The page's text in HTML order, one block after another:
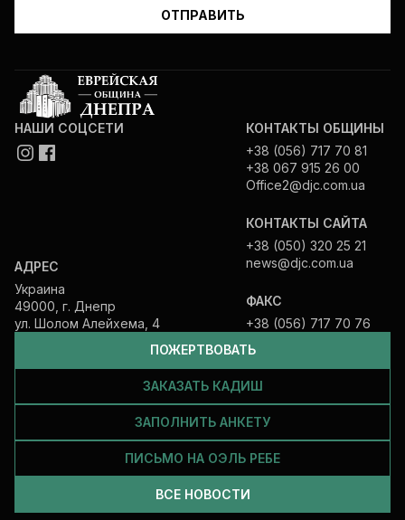
ПОЖЕРТВОВАТЬ
ЗАКАЗАТЬ КАДИШ
ЗАПОЛНИТЬ АНКЕТУ
ПИСЬМО НА ОЭЛЬ РЕБЕ
ВСЕ НОВОСТИ
НАШИ СОЦСЕТИ
АДРЕС
Украина
49000, г. Днепр
ул. Шолом Алейхема, 4
КОНТАКТЫ ОБЩИНЫ
+38 (056) 717 70 81
+38 067 915 26 00
Office2@djc.com.ua
КОНТАКТЫ САЙТА
+38 (050) 320 25 21
news@djc.com.ua
ФАКС
+38 (056) 717 70 76